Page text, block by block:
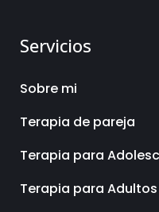
Servicios
Sobre mi
Terapia de pareja
Terapia para
Terapia para Adultos